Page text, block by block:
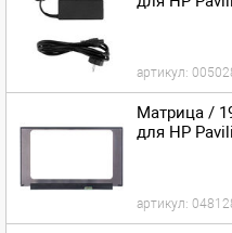
артикул:
Матрица /
для HP
артикул: